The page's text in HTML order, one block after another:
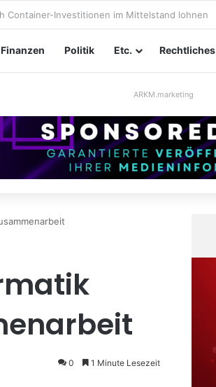
Absperrkonzepte für temporäre Außengelände
Finanzen Politik Etc. Rechtliches
ARKM.marketing
0 1 Minute Lesezeit